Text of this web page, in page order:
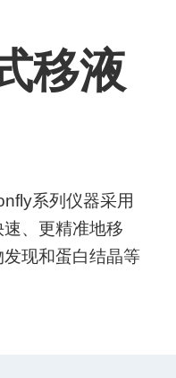
移液
系列仪器采用
、更精准地移
现和蛋白结晶等